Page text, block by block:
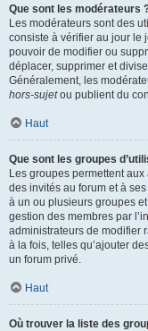
Que sont les modérateurs
Les modérateurs sont des
consiste à vérifier au jour le
pouvoir de modifier ou
déplacer, supprimer et
Généralement, les
hors-sujetou publient du
Haut
Que sont les groupes
Les groupes permettent
des invités au forum et à
à un ou plusieurs groupes
gestion des membres par
administrateurs de modifier
à la fois, telles qu’ajouter
un forum privé.
Haut
Où trouver la liste des